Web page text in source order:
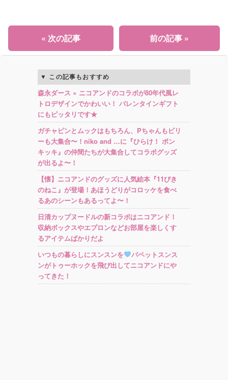
前の記事 »
« 次の記事
この記事もおすすめ
森永ダース × ニコアンドのコラボが80年代風レ
トロデザインでかわいい！ バレンタインギフト
にもピッタリです★
ガチャピンとムックはもちろん、Pちゃんもビリ
ーも大集合〜！niko and …に『ひらけ！ ポン
キッキ』の仲間たちが大集合してコラボグッズ
が出るよ〜！
【懐】ニコアンドのグッズに人気絵本『11ぴき
のねこ』が登場！あほうどりがコロッケを食べ
るあのシーンもあるってよ〜！
日清カップヌードルの新コラボはニコアンド！
収納ボックスやエプロンなどお部屋を楽しくす
るアイテムばかりだよ
いつもの暮らしにスンスンを
パペットスンス
ンがトゥーホックを飛び出してニコアンドにや
ってきた！